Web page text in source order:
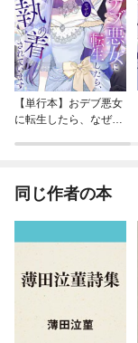
【単行本】おデブ悪女
に転生したら、なぜか
同じ作者の本